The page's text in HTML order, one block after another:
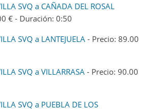
SVQ a CAÑADA DEL ROSAL
€ - Duración: 0:50
SVQ a LANTEJUELA - Precio: 89.00
SVQ a VILLARRASA - Precio: 90.00
SVQ a PUEBLA DE LOS